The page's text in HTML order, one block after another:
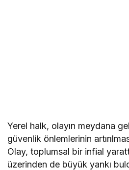
Yerel halk, olayın meydana
güvenlik önlemlerinin
Olay, toplumsal bir infial
üzerinden de büyük yankı